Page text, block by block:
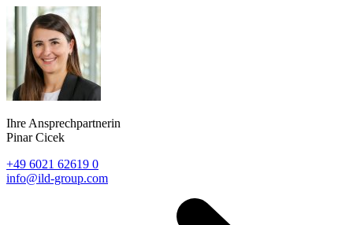
Ihre Ansprechpartnerin
Pinar Cicek
+49 6021 62619 0
info@ild-group.com